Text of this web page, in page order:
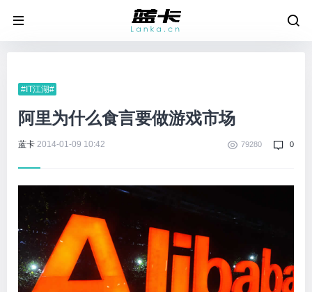
#IT江湖#
阿里为什么食言要做游戏市场
蓝卡 2014-01-09 10:42 79280 0